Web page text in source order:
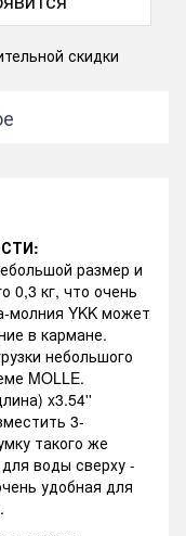
скидки
размер и
0,3 кг, что очень
молния YKK может
в кармане.
небольшого
MOLLE.
x3.54''
3-
такого же
воды сверху -
удобная для